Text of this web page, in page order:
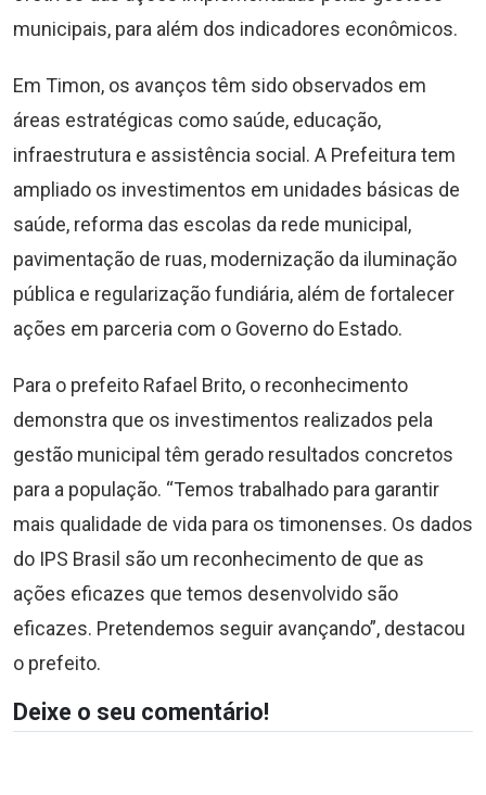
municipais, para além dos indicadores econômicos.
Em Timon, os avanços têm sido observados em
áreas estratégicas como saúde, educação,
infraestrutura e assistência social. A Prefeitura tem
ampliado os investimentos em unidades básicas de
saúde, reforma das escolas da rede municipal,
pavimentação de ruas, modernização da iluminação
pública e regularização fundiária, além de fortalecer
ações em parceria com o Governo do Estado.
Para o prefeito Rafael Brito, o reconhecimento
demonstra que os investimentos realizados pela
gestão municipal têm gerado resultados concretos
para a população. “Temos trabalhado para garantir
mais qualidade de vida para os timonenses. Os dados
do IPS Brasil são um reconhecimento de que as
ações eficazes que temos desenvolvido são
eficazes. Pretendemos seguir avançando”, destacou
o prefeito.
Deixe o seu comentário!